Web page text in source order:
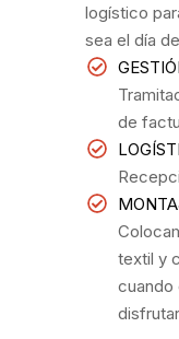
logístico
sea el día
de
textil y
cuando